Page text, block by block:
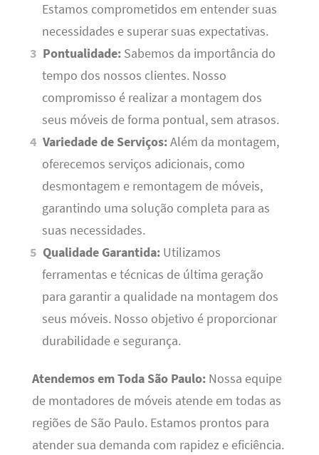
Estamos comprometidos em entender suas
necessidades e superar suas expectativas.
Pontualidade: Sabemos da importância do
tempo dos nossos clientes. Nosso
compromisso é realizar a montagem dos
seus móveis de forma pontual, sem atrasos.
Variedade de Serviços:Além da montagem,
oferecemos serviços adicionais, como
desmontagem e remontagem de móveis,
garantindo uma solução completa para as
suas necessidades.
Qualidade Garantida: Utilizamos
ferramentas e técnicas de última geração
para garantir a qualidade na montagem dos
seus móveis. Nosso objetivo é proporcionar
durabilidade e segurança.
Atendemos em Toda São Paulo:Nossa equipe
de montadores de móveis atende em todas as
regiões de São Paulo. Estamos prontos para
atender sua demanda com rapidez e eficiência.